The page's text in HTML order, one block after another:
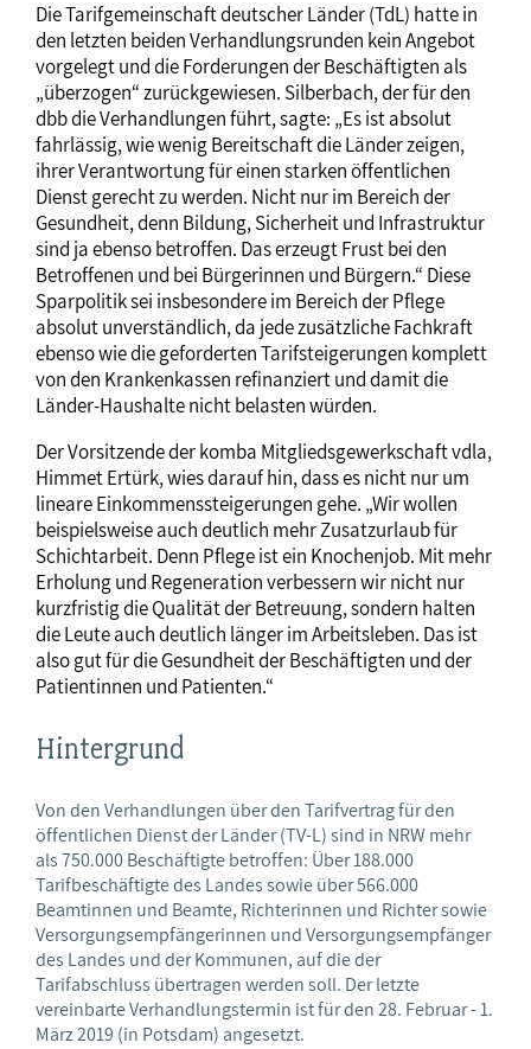
Die Tarifgemeinschaft deutscher Länder (TdL) hatte in
den letzten beiden Verhandlungsrunden kein Angebot
vorgelegt und die Forderungen der Beschäftigten als
„überzogen“ zurückgewiesen. Silberbach, der für den
dbb die Verhandlungen führt, sagte: „Es ist absolut
fahrlässig, wie wenig Bereitschaft die Länder zeigen,
ihrer Verantwortung für einen starken öffentlichen
Dienst gerecht zu werden. Nicht nur im Bereich der
Gesundheit, denn Bildung, Sicherheit und Infrastruktur
sind ja ebenso betroffen. Das erzeugt Frust bei den
Betroffenen und bei Bürgerinnen und Bürgern.“ Diese
Sparpolitik sei insbesondere im Bereich der Pflege
absolut unverständlich, da jede zusätzliche Fachkraft
ebenso wie die geforderten Tarifsteigerungen komplett
von den Krankenkassen refinanziert und damit die
Länder-Haushalte nicht belasten würden.
Der Vorsitzende der komba Mitgliedsgewerkschaft vdla,
Himmet Ertürk, wies darauf hin, dass es nicht nur um
lineare Einkommenssteigerungen gehe. „Wir wollen
beispielsweise auch deutlich mehr Zusatzurlaub für
Schichtarbeit. Denn Pflege ist ein Knochenjob. Mit mehr
Erholung und Regeneration verbessern wir nicht nur
kurzfristig die Qualität der Betreuung, sondern halten
die Leute auch deutlich länger im Arbeitsleben. Das ist
also gut für die Gesundheit der Beschäftigten und der
Patientinnen und Patienten.“
Hintergrund
Von den Verhandlungen über den Tarifvertrag für den
öffentlichen Dienst der Länder (TV-L) sind in NRW mehr
als 750.000 Beschäftigte betroffen: Über 188.000
Tarifbeschäftigte des Landes sowie über 566.000
Beamtinnen und Beamte, Richterinnen und Richter sowie
Versorgungsempfängerinnen und Versorgungsempfänger
des Landes und der Kommunen, auf die der
Tarifabschluss übertragen werden soll. Der letzte
vereinbarte Verhandlungstermin ist für den 28. Februar - 1.
März 2019 (in Potsdam) angesetzt.